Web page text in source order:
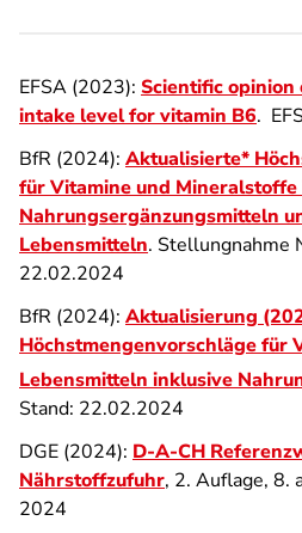
EFSA (2023): Scientific
intake level for vitamin B6.
BfR (2024): Aktualisierte*
für Vitamine und Mineralstoffe
Nahrungsergänzungsmitteln
Lebensmitteln. Stellungnahme
22.02.2024
BfR (2024): Aktualisierung
Höchstmengenvorschläge für
Lebensmitteln inklusive
Stand: 22.02.2024
DGE (2024): D-A-CH
Nährstoffzufuhr, 2. Auflage, 8.
2024